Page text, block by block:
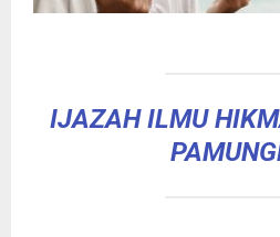
IJAZAH ILMU